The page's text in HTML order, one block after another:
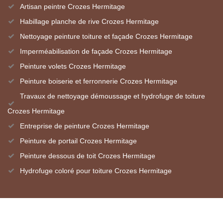
Artisan peintre Crozes Hermitage
Habillage planche de rive Crozes Hermitage
Nettoyage peinture toiture et façade Crozes Hermitage
Imperméabilisation de façade Crozes Hermitage
Peinture volets Crozes Hermitage
Peinture boiserie et ferronnerie Crozes Hermitage
Travaux de nettoyage démoussage et hydrofuge de toiture
Crozes Hermitage
Entreprise de peinture Crozes Hermitage
Peinture de portail Crozes Hermitage
Peinture dessous de toit Crozes Hermitage
Hydrofuge coloré pour toiture Crozes Hermitage